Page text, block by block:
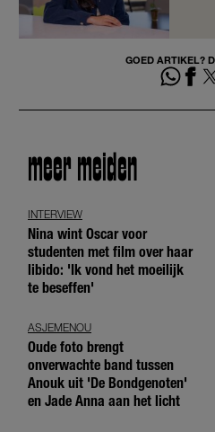
GOED ARTIKEL?
meer meiden
INTERVIEW
Nina wint Oscar voor
studenten met film over haar
libido: 'Ik vond het moeilijk
te beseffen'
ASJEMENOU
Oude foto brengt
onverwachte band tussen
Anouk uit 'De Bondgenoten'
en Jade Anna aan het licht